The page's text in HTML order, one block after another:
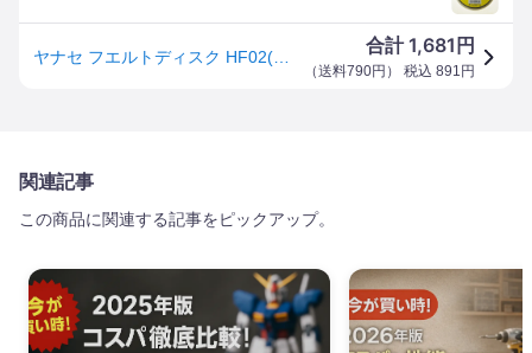
合計1,681 円
（送料790円 ） 税込 891 円
関連記事
この商品に関連する記事をピックアップ。